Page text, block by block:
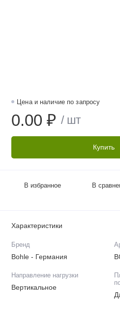
Цена и наличие по запросу
0.00 ₽ / шт
Купить
В избранное В
Характеристики
Бренд
Bohle - Германия
Направление нагрузки
Вертикальное